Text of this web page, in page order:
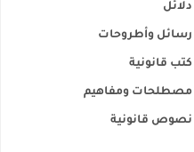
دلائل
رسائل وأطروحات
كتب قانونية
مصطلحات ومفاهيم
نصوص قانونية